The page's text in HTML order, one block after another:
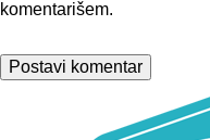
komentarišem.